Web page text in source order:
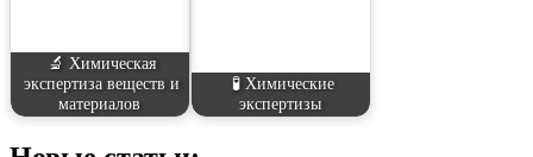
🔬 Химическая
экспертиза веществ и
материалов
🧪 Химические
экспертизы